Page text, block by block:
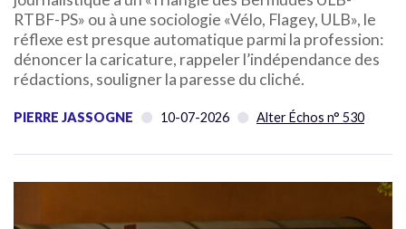
RTBF-PS» ou à une sociologie «Vélo, Flagey, ULB», le
réflexe est presque automatique parmi la profession:
dénoncer la caricature, rappeler l’indépendance des
rédactions, souligner la paresse du cliché.
PIERRE JASSOGNE 10-07-2026 Alter Échos n° 530